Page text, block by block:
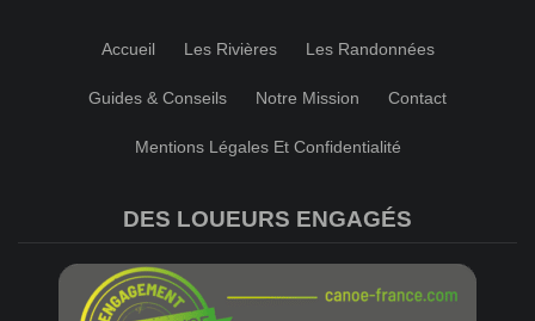
Accueil Les Rivières Les Randonnées
Guides & Conseils Notre Mission Contact
Mentions Légales Et Confidentialité
DES LOUEURS ENGAGÉS